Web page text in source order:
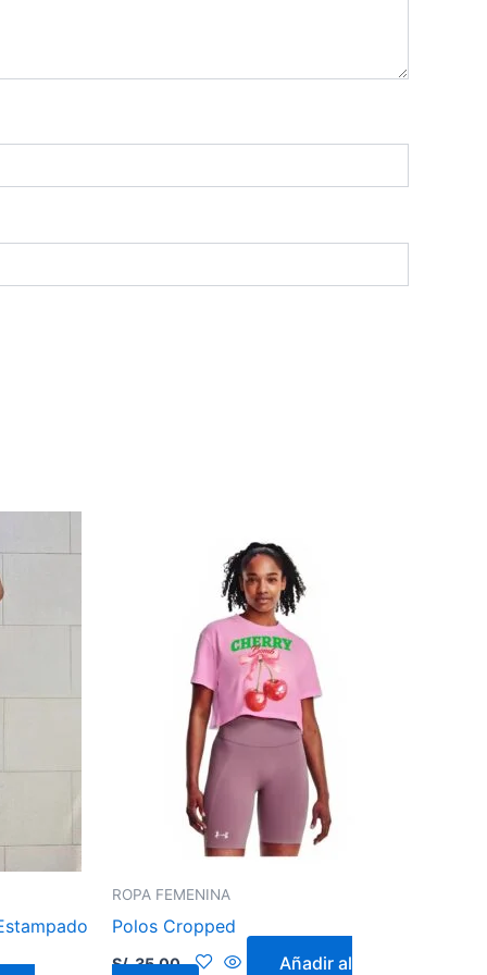
ROPA FEMENINA
Polos Cropped
S/.35.00
Añadir al